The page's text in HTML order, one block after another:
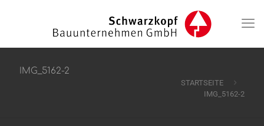
IMG_5162-2
STARTSEITE
IMG_5162-2